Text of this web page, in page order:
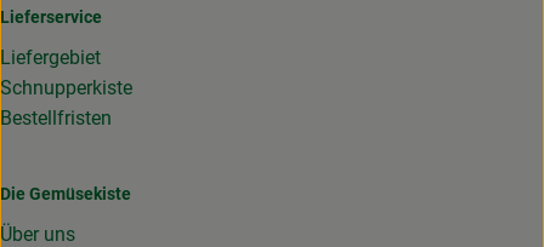
Lieferservice
Liefergebiet
Schnupperkiste
Bestellfristen
Die Gemüsekiste
Über uns